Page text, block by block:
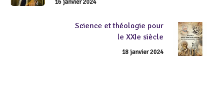
16 janvier 2024
Science et théologie pour
le XXIe siècle
18 janvier 2024